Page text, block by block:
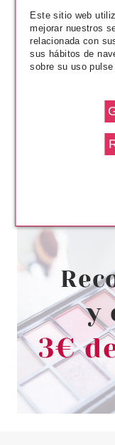
-
Este sitio web
mejorar nuestros
relacionada con
sus hábitos de
sobre su uso